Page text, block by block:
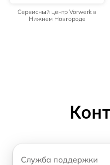
Сервисный центр Vorwerk в
Нижнем Новгороде
Служба поддержки